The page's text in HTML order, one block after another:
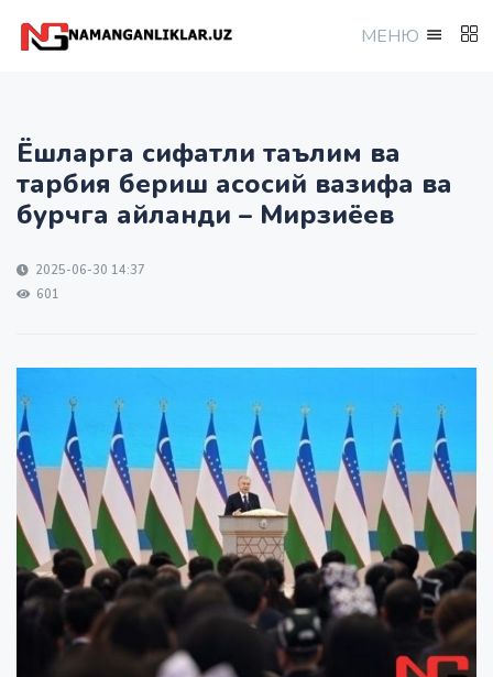
МEНЮ
Ёшларга сифатли таълим ва
тарбия бериш асосий вазифа ва
бурчга айланди – Мирзиёев
2025-06-30 14:37
601